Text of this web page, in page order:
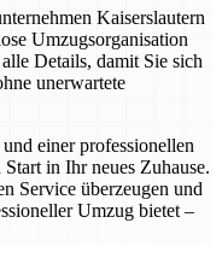
Kaiserslautern
Umzugsorganisation
Details, damit Sie sich
unerwartete
einer professionellen
in Ihr neues Zuhause.
Service überzeugen und
Umzug bietet –